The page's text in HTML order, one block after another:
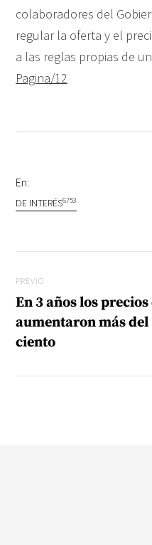
colaboradores del
regular la oferta y el
a las reglas propias de
Pagina/12
En:
DE INTERÉS6753
Previo
PREVIO
En 3 años los
aumentaron más del
ciento